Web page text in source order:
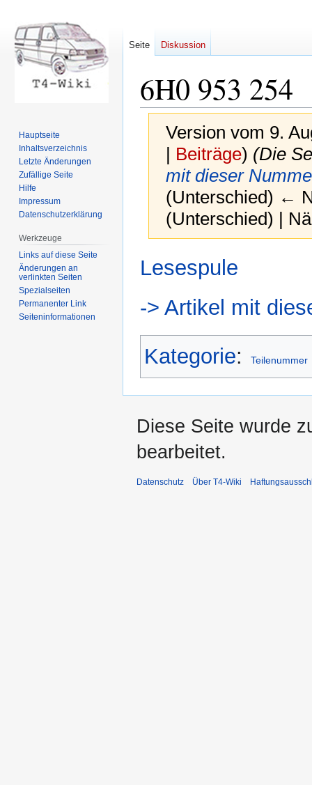
6H0 953 254
Version vom 9.
| Beiträge) (Die
mit dieser
(Unterschied) ←
(Unterschied) |
Navigation
Suche
Lesespule
-> Artikel mit
Kategorie: Teilenummer
Seite Diskussion
Hauptseite
Inhaltsverzeichnis
Letzte Änderungen
Zufällige Seite
Hilfe
Impressum
Datenschutzerklärung
Werkzeuge
Links auf diese Seite
Änderungen an
verlinkten Seiten
Spezialseiten
Permanenter Link
Seiten­informationen
Diese Seite wurde
bearbeitet.
Datenschutz Über T4-Wiki